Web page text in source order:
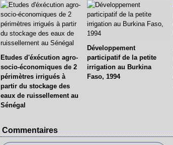
Etudes d'éxécution agro-
socio-économiques de 2
périmètres irrigués à
partir du stockage des
eaux de ruissellement au
Sénégal
Développement
participatif de la petite
irrigation au Burkina
Faso, 1994
Commentaires